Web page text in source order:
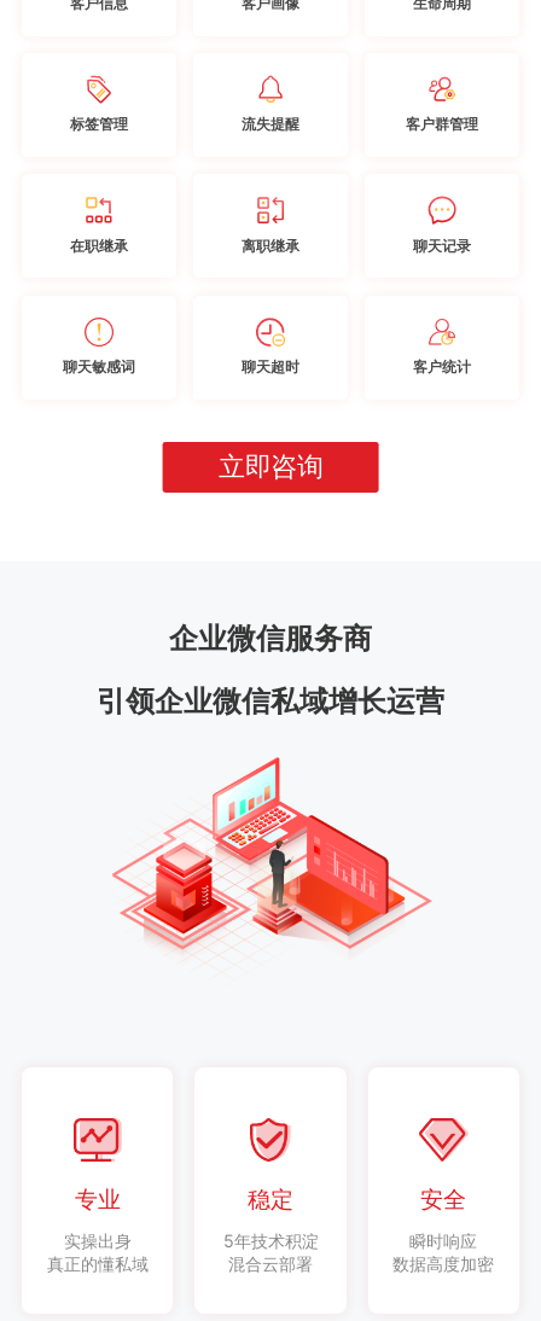
标签管理 流失提醒 客户群管理
在职继承 离职继承 聊天记录
聊天敏感词 聊天超时 客户统计
立即咨询
企业微信服务商
引领企业微信私域增长运营
专业
实操出身
真正的懂私域
稳定
5年技术积淀
混合云部署
安全
瞬时响应
数据高度加密